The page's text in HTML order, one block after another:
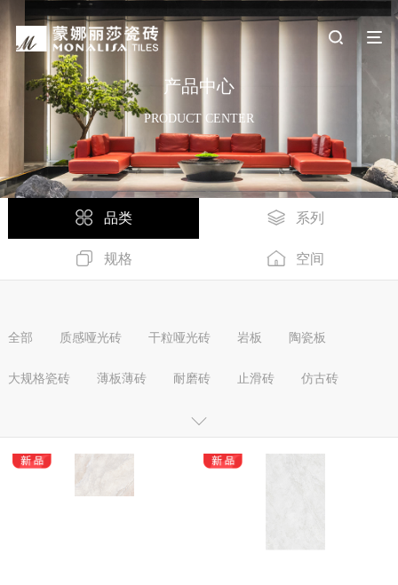
产品中心
PRODUCT CENTER
品类 系列
规格 空间
全部 质感哑光砖 干粒哑光砖 岩板 陶瓷板
大规格瓷砖 薄板薄砖 耐磨砖 止滑砖 仿古砖
全通体大理石抛釉砖
全抛釉瓷砖 抛釉砖 干粒镜面瓷质砖